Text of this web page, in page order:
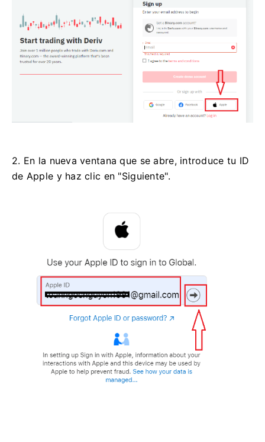
2. En la nueva ventana que se abre, introduce tu ID
de Apple y haz clic en "Siguiente".